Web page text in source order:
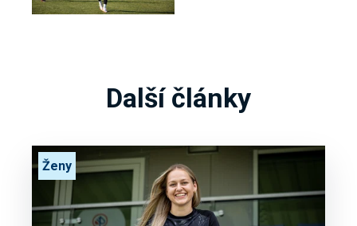
Další články
Ženy